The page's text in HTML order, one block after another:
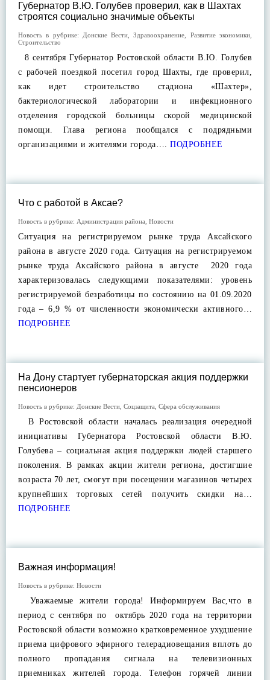
Губернатор В.Ю. Голубев проверил, как в Шахтах
строятся социально значимые объекты
Новость в рубрике: Донские Вести ,Здравоохранение Развитие экономики
Строительство
8 сентября Губернатор Ростовской области В.Ю. Голубев
с рабочей поездкой посетил город Шахты, где проверил,
как идет строительство стадиона «Шахтер»,
бактериологической лаборатории и инфекционного
отделения городской больницы скорой медицинской
помощи. Глава региона пообщался с подрядными
организациями и жителями города…. ПОДРОБНЕЕ
Что с работой в Аксае?
Новость в рубрике: Администрация района Новости
Ситуация на регистрируемом рынке труда Аксайского
района в августе 2020 года. Ситуация на регистрируемом
рынке труда Аксайского района в августе 2020 года
характеризовалась следующими показателями: уровень
регистрируемой безработицы по состоянию на 01.09.2020
года – 6,9 % от численности экономически активного…
ПОДРОБНЕЕ
На Дону стартует губернаторская акция поддержки
пенсионеров
Новость в рубрике: Донские Вести Соцзащита Сфера обслуживания
В Ростовской области началась реализация очередной
инициативы Губернатора Ростовской области В.Ю.
Голубева – социальная акция поддержки людей старшего
поколения. В рамках акции жители региона, достигшие
возраста 70 лет, смогут при посещении магазинов четырех
крупнейших торговых сетей получить скидки на…
ПОДРОБНЕЕ
Важная информация!
Новость в рубрике: Новости
Уважаемые жители города! Информируем Вас,что в
период с сентября по октябрь 2020 года на территории
Ростовской области возможно кратковременное ухудшение
приема цифрового эфирного телерадиовещания вплоть до
полного пропадания сигнала на телевизионных
приемниках жителей города. Телефон горячей линии